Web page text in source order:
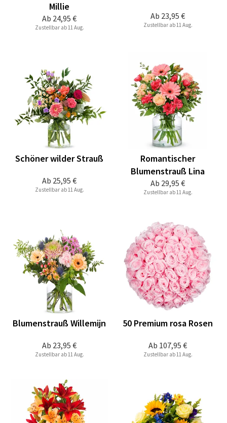
Ab 24,95 €
Millie
Zustellbar ab 11 Aug.
Ab 23,95 €
Zustellbar ab 11 Aug.
Ab 25,95 €
Schöner wilder Strauß
Zustellbar ab 11 Aug.
Ab 29,95 €
Romantischer
Blumenstrauß Lina
Zustellbar ab 11 Aug.
Ab 23,95 €
Blumenstrauß Willemijn
Zustellbar ab 11 Aug.
Ab 107,95 €
50 Premium rosa Rosen
Zustellbar ab 11 Aug.